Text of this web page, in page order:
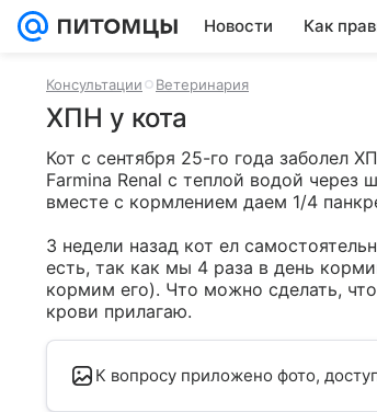
Новости Как
Консультации Ветеринария
ХПН у кота
Кот с сентября 25-го года заболел
Farmina Renal с теплой водой
вместе с кормлением даем 1/4
3 недели назад кот ел
есть, так как мы 4 раза в день
кормим его). Что можно сделать,
крови прилагаю.
К вопросу приложено фото,